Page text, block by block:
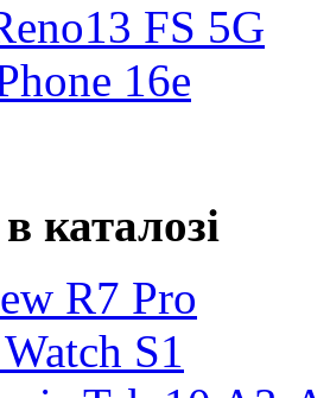
FS 5G
16e
каталозі
R7 Pro
S1